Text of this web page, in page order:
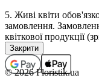
5. Живі квіти
замовлення.
квіткової продукції
приймаються, а
(з поверненням
окремих випадках
© 2026 Floristik.ua